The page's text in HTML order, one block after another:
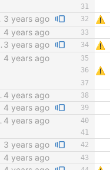
3 years ago
4 years ago
au lieu d'adresse html 3 years ago
4 years ago
4 years ago
4 years ago
4 years ago
3 years ago
4 years ago